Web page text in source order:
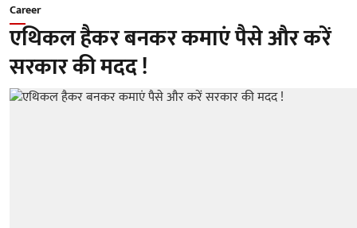
Career
एथिकल हैकर बनकर कमाएं पैसे और करें
सरकार की मदद !